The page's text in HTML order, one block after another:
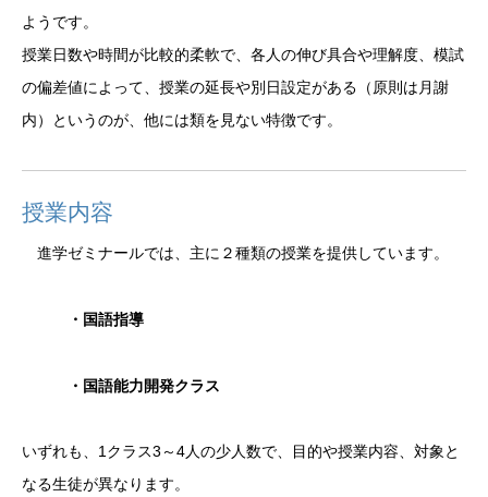
ようです。
授業日数や時間が比較的柔軟で、各人の伸び具合や理解度、模試
の偏差値によって、授業の延長や別日設定がある（原則は月謝
内）というのが、他には類を見ない特徴です。
授業内容
進学ゼミナールでは、主に２種類の授業を提供しています。
・国語指導
・国語能力開発クラス
いずれも、1クラス3～4人の少人数で、目的や授業内容、対象と
なる生徒が異なります。